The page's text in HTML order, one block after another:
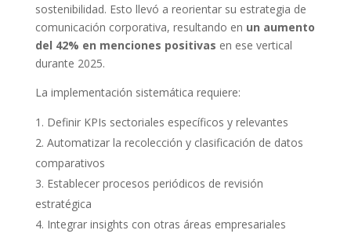
sostenibilidad. Esto llevó a reorientar su estrategia de
comunicación corporativa, resultando en un aumento
del 42% en menciones positivas en ese vertical
durante 2025.
La implementación sistemática requiere:
Definir KPIs sectoriales específicos y relevantes
Automatizar la recolección y clasificación de datos
comparativos
Establecer procesos periódicos de revisión
estratégica
Integrar insights con otras áreas empresariales